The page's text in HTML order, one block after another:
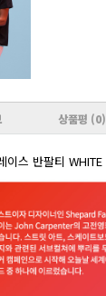
/ 추가적립 2%)
/ 추가적립 3%)
/ 추가적립 3%)
상품평 (0)
이스 반팔티 WHITE